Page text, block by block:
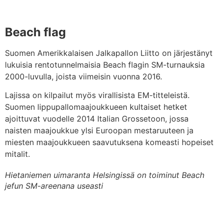
Beach flag
Suomen Amerikkalaisen Jalkapallon Liitto on järjestänyt
lukuisia rentotunnelmaisia Beach flagin SM-turnauksia
2000-luvulla, joista viimeisin vuonna 2016.
Lajissa on kilpailut myös virallisista EM-titteleistä.
Suomen lippupallomaajoukkueen kultaiset hetket
ajoittuvat vuodelle 2014 Italian Grossetoon, jossa
naisten maajoukkue ylsi Euroopan mestaruuteen ja
miesten maajoukkueen saavutuksena komeasti hopeiset
mitalit.
Hietaniemen uimaranta Helsingissä on toiminut Beach
jefun SM-areenana useasti